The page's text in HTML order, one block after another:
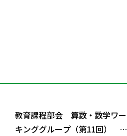
教育課程部会 算数・数学ワー
キンググループ（第11回） 配